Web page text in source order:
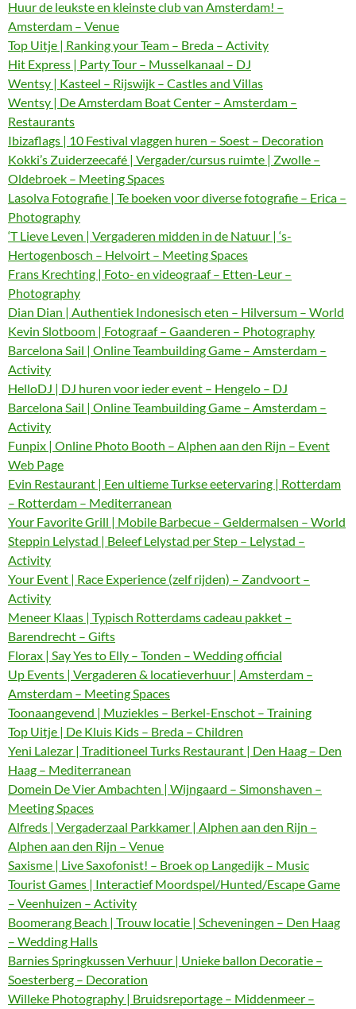
Huur de leukste en kleinste club van Amsterdam! –
Amsterdam – Venue
Top Uitje | Ranking your Team – Breda – Activity
Hit Express | Party Tour – Musselkanaal – DJ
Wentsy | Kasteel – Rijswijk – Castles and Villas
Wentsy | De Amsterdam Boat Center – Amsterdam –
Restaurants
Ibizaflags | 10 Festival vlaggen huren – Soest – Decoration
Kokki’s Zuiderzeecafé | Vergader/cursus ruimte | Zwolle –
Oldebroek – Meeting Spaces
Lasolva Fotografie | Te boeken voor diverse fotografie – Erica –
Photography
‘T Lieve Leven | Vergaderen midden in de Natuur | ‘s-
Hertogenbosch – Helvoirt – Meeting Spaces
Frans Krechting | Foto- en videograaf – Etten-Leur –
Photography
Dian Dian | Authentiek Indonesisch eten – Hilversum – World
Kevin Slotboom | Fotograaf – Gaanderen – Photography
Barcelona Sail | Online Teambuilding Game – Amsterdam –
Activity
HelloDJ | DJ huren voor ieder event – Hengelo – DJ
Barcelona Sail | Online Teambuilding Game – Amsterdam –
Activity
Funpix | Online Photo Booth – Alphen aan den Rijn – Event
Web Page
Evin Restaurant | Een ultieme Turkse eetervaring | Rotterdam
– Rotterdam – Mediterranean
Your Favorite Grill | Mobile Barbecue – Geldermalsen – World
Steppin Lelystad | Beleef Lelystad per Step – Lelystad –
Activity
Your Event | Race Experience (zelf rijden) – Zandvoort –
Activity
Meneer Klaas | Typisch Rotterdams cadeau pakket –
Barendrecht – Gifts
Florax | Say Yes to Elly – Tonden – Wedding official
Up Events | Vergaderen & locatieverhuur | Amsterdam –
Amsterdam – Meeting Spaces
Toonaangevend | Muziekles – Berkel-Enschot – Training
Top Uitje | De Kluis Kids – Breda – Children
Yeni Lalezar | Traditioneel Turks Restaurant | Den Haag – Den
Haag – Mediterranean
Domein De Vier Ambachten | Wijngaard – Simonshaven –
Meeting Spaces
Alfreds | Vergaderzaal Parkkamer | Alphen aan den Rijn –
Alphen aan den Rijn – Venue
Saxisme | Live Saxofonist! – Broek op Langedijk – Music
Tourist Games | Interactief Moordspel/Hunted/Escape Game
– Veenhuizen – Activity
Boomerang Beach | Trouw locatie | Scheveningen – Den Haag
– Wedding Halls
Barnies Springkussen Verhuur | Unieke ballon Decoratie –
Soesterberg – Decoration
Willeke Photography | Bruidsreportage – Middenmeer –